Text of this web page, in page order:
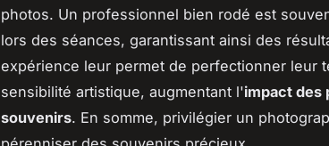
photos. Un professionnel bien rodé est
lors des séances, garantissant ainsi des
expérience leur permet de perfectionner leur
sensibilité artistique, augmentant l'impact des
souvenirs. En somme, privilégier un